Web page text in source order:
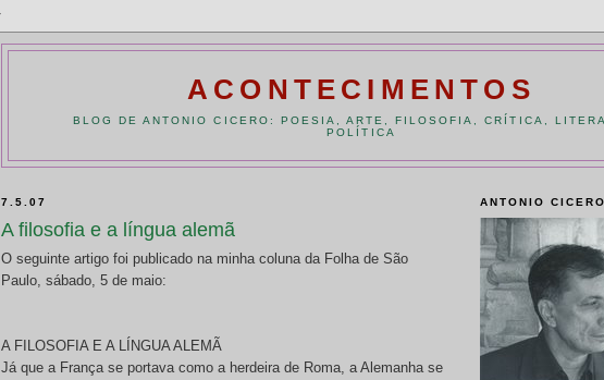
ACONTECIMENTOS
BLOG DE ANTONIO CICERO: POESIA, ARTE, FILOSOFIA, CRÍTICA,
POLÍTICA
7.5.07
A filosofia e a língua alemã
O seguinte artigo foi publicado na minha coluna da Folha de São
Paulo, sábado, 5 de maio:
A FILOSOFIA E A LÍNGUA ALEMÃ
Já que a França se portava como a herdeira de Roma, a Alemanha se
ANTONIO